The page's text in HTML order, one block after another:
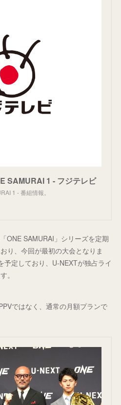
SAMURAI 1 - フジテレビ
1 - 番組情報。
ONE SAMURAI」シリーズを定期
り、今回が最初の大会となりま
予定しており、U-NEXTが独占ライ
。
ではなく、通常の月額プランで